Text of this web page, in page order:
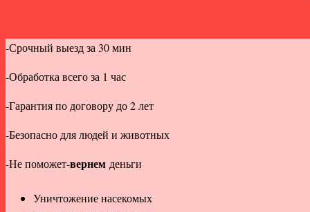
-Срочный выезд за 30 мин
-Обработка всего за 1 час
-Гарантия по договору до 2 лет
-Безопасно для людей и животных
-Не поможет-вернем деньги
Уничтожение насекомых